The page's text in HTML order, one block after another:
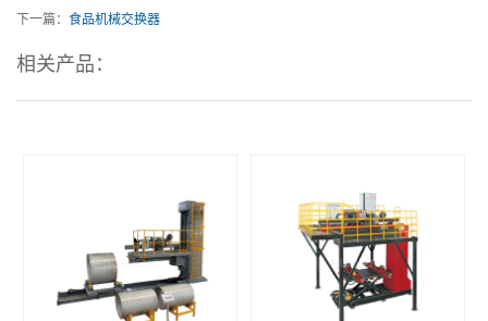
下一篇： 食品机械交换器
相关产品：